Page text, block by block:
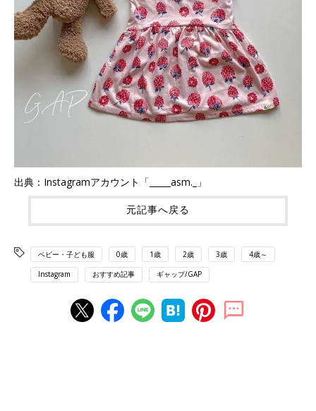
出典：Instagramアカウント「_____asm._」
元記事へ戻る
ベビー・子ども服 0歳 1歳 2歳 3歳 4歳～
Instagram おすすめ記事 ギャップ/GAP